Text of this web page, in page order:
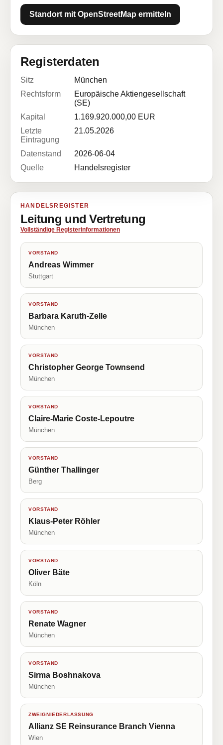
Standort mit OpenStreetMap ermitteln
Registerdaten
Sitz
München
Rechtsform
Europäische Aktiengesellschaft
(SE)
Kapital
1.169.920.000,00 EUR
Letzte
Eintragung
21.05.2026
Datenstand
2026-06-04
Quelle
Handelsregister
HANDELSREGISTER
Leitung und Vertretung
Vollständige Registerinformationen
VORSTAND
Andreas Wimmer
Stuttgart
VORSTAND
Barbara Karuth-Zelle
München
VORSTAND
Christopher George Townsend
München
VORSTAND
Claire-Marie Coste-Lepoutre
München
VORSTAND
Günther Thallinger
Berg
VORSTAND
Klaus-Peter Röhler
München
VORSTAND
Oliver Bäte
Köln
VORSTAND
Renate Wagner
München
VORSTAND
Sirma Boshnakova
München
ZWEIGNIEDERLASSUNG
Allianz SE Reinsurance Branch Vienna
Wien